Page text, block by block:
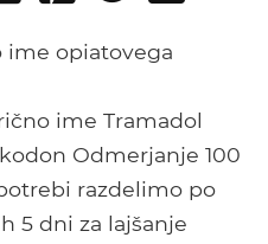
Tumblr
Pocket
ime opiatovega
ime Tramadol
Odmerjanje 100
razdelimo po
5 dni za lajšanje